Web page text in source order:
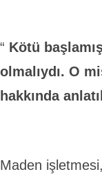
“ Kötü
olmalıydı. O
hakkında
Maden